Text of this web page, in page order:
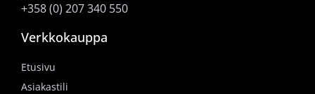
+358 (0) 207 340 550
Verkkokauppa
Etusivu
Asiakastili